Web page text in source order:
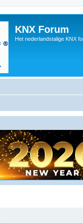
KNX Forum
Het nederlandstalige KNX